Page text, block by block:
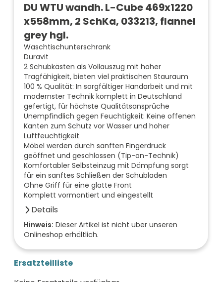
DU WTU wandh. L-Cube 469x1220
x558mm, 2 SchKa, 033213, flannel
grey hgl.
Waschtischunterschrank
Duravit
2 Schubkästen als Vollauszug mit hoher
Tragfähigkeit, bieten viel praktischen Stauraum
100 % Qualität: In sorgfältiger Handarbeit und mit
modernster Technik komplett in Deutschland
gefertigt, für höchste Qualitätsansprüche
Unempfindlich gegen Feuchtigkeit: Keine offenen
Kanten zum Schutz vor Wasser und hoher
Luftfeuchtigkeit
Möbel werden durch sanften Fingerdruck
geöffnet und geschlossen (Tip-on-Technik)
Komfortabler Selbsteinzug mit Dämpfung sorgt
für ein sanftes Schließen der Schubladen
Ohne Griff für eine glatte Front
Komplett vormontiert und eingestellt
Details
Anzahl der Fächer (Stück)
0
Farbe der Front
Hinweis: Dieser Artikel ist nicht über unseren
Onlineshop erhältlich.
Ersatzteilliste